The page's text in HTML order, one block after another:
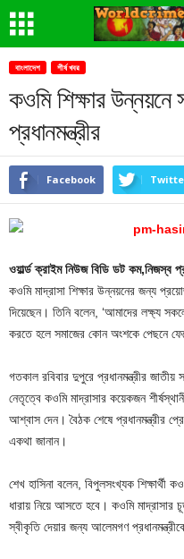
বাংলাদেশ শীর্ষ খবর
কওমি শিক্ষার
প্রধানমন্ত্রীর
Facebook
ওয়ার্ল্ড ক্রাইম নিউজ বিডি ডট কম,নিজস্ব
কওমি মাদ্রাসা শিক্ষার উন্নয়নের জন্য
দিয়েছেন। তিনি বলেন, ‘আমাদের লক্ষ্য
করতে হলে সমাজের কোন অংশকে পেছনে
গতকাল রবিবার দুপুরে প্রধানমন্ত্রীর
নেতৃত্বে কওমি মাদ্রাসার কয়েকজন
আশ্বাস দেন। বৈঠক শেষে প্রধানমন্ত্রীর
একথা জানান।
শেখ হাসিনা বলেন, বিপুলসংখ্যক শিক্ষার্থী
ধারায় নিয়ে আসতে হবে। কওমি মাদ্রাসার
স্বীকৃতি দেয়ার জন্য আলেমগণ